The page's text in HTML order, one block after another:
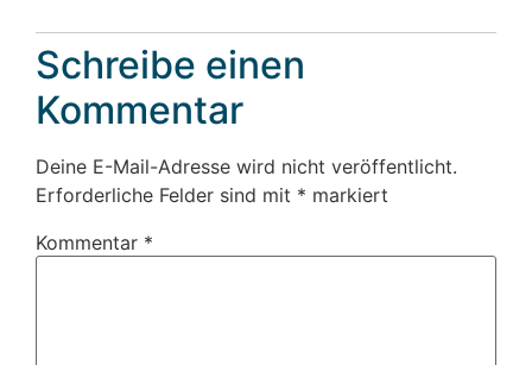
Schreibe einen
Kommentar
Deine E-Mail-Adresse wird nicht veröffentlicht.
Erforderliche Felder sind mit * markiert
Kommentar *